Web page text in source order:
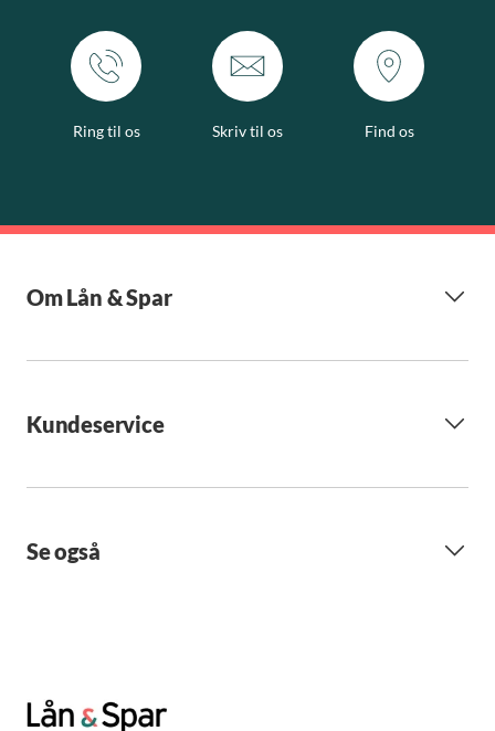
Ring til os Skriv til os Find os
Om Lån & Spar
Kundeservice
Se også